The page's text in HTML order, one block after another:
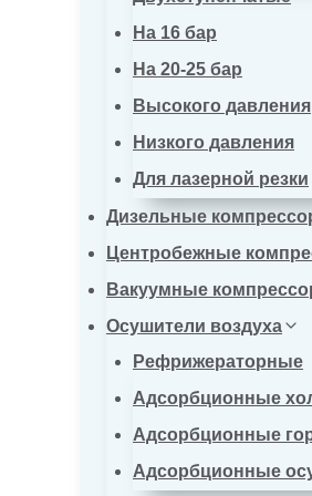
На 16 бар
На 20-25 бар
Высокого давления
Низкого давления
Для лазерной резки
Дизельные
Центробежные
Вакуумные
Осушители воздуха
Рефрижераторные
Адсорбционные
Адсорбционные
Адсорбционные